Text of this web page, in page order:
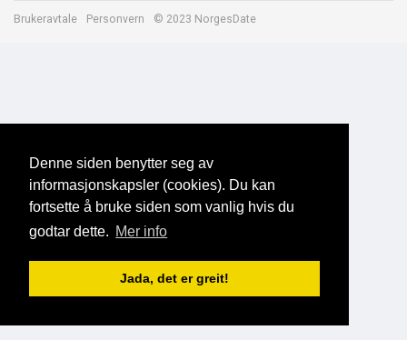
Denne siden benytter seg av
informasjonskapsler (cookies). Du kan
fortsette å bruke siden som vanlig hvis du
godtar dette. Mer info
Jada, det er greit!
Brukeravtale Personvern © 2023 NorgesDate